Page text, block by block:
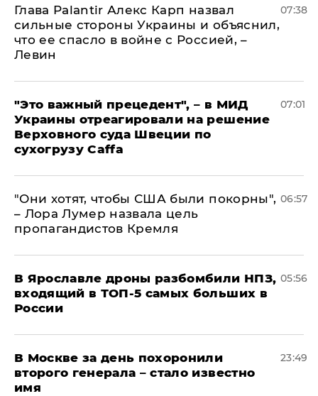
Глава Palantir Алекс Карп назвал
сильные стороны Украины и объяснил,
что ее спасло в войне с Россией, –
Левин
07:38
"Это важный прецедент", – в МИД
Украины отреагировали на решение
Верховного суда Швеции по
сухогрузу Caffa
07:01
"Они хотят, чтобы США были покорны",
– Лора Лумер назвала цель
пропагандистов Кремля
06:57
В Ярославле дроны разбомбили НПЗ,
входящий в ТОП-5 самых больших в
России
05:56
В Москве за день похоронили
второго генерала – стало известно
имя
23:49